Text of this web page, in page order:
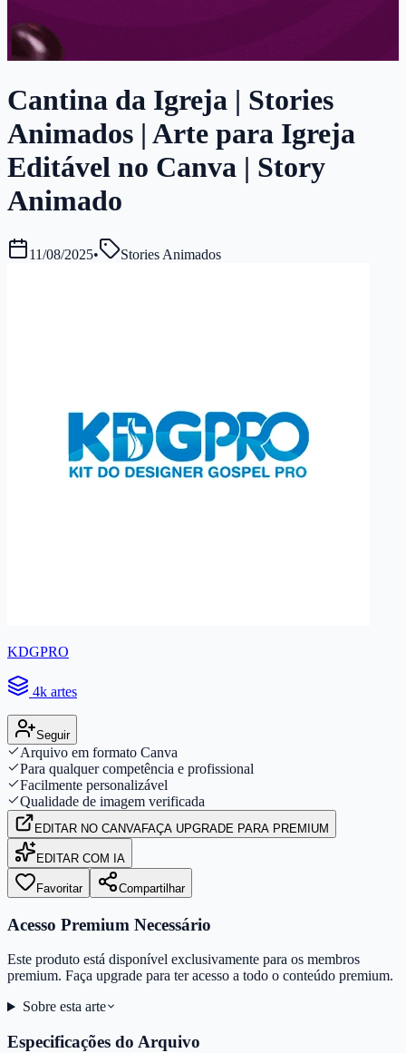
Cantina da Igreja | Stories
Animados | Arte para Igreja
Editável no Canva | Story
Animado
11/08/2025• Stories Animados
KDGPRO
4k artes
Seguir
Arquivo em formato Canva
Para qualquer competência e profissional
Facilmente personalizável
Qualidade de imagem verificada
EDITAR NO CANVAFAÇA UPGRADE PARA PREMIUM
EDITAR COM IA
Favoritar Compartilhar
Acesso Premium Necessário
Este produto está disponível exclusivamente para os membros
premium. Faça upgrade para ter acesso a todo o conteúdo premium.
Sobre esta arte
Especificações do Arquivo